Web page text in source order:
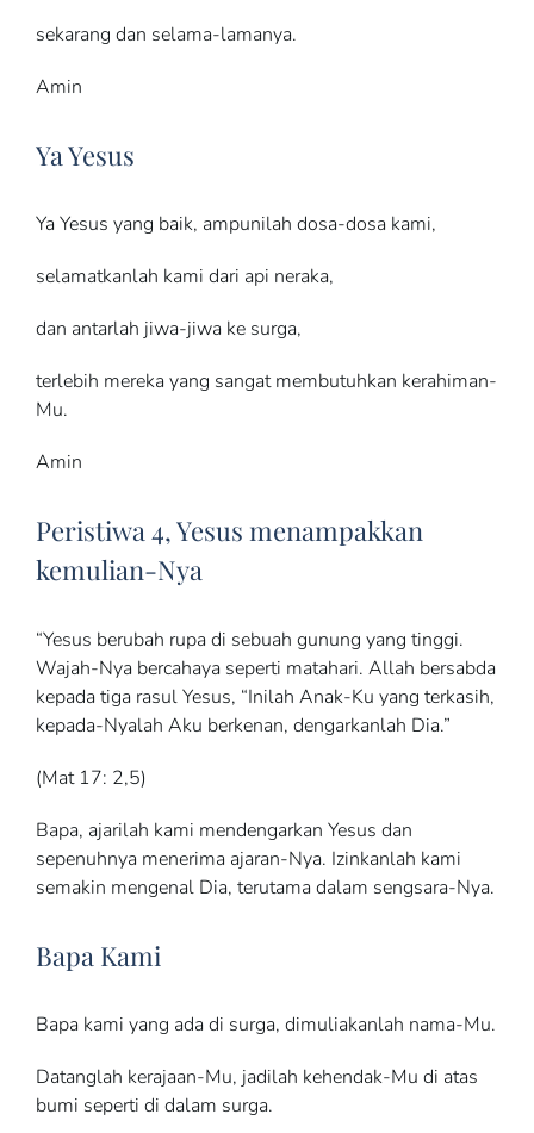
sekarang dan selama-lamanya.
Amin
Ya Yesus
Ya Yesus yang baik, ampunilah dosa-dosa kami,
selamatkanlah kami dari api neraka,
dan antarlah jiwa-jiwa ke surga,
terlebih mereka yang sangat membutuhkan kerahiman-
Mu.
Amin
Peristiwa 4, Yesus menampakkan
kemulian-Nya
“Yesus berubah rupa di sebuah gunung yang tinggi.
Wajah-Nya bercahaya seperti matahari. Allah bersabda
kepada tiga rasul Yesus, “Inilah Anak-Ku yang terkasih,
kepada-Nyalah Aku berkenan, dengarkanlah Dia.”
(Mat 17: 2,5)
Bapa, ajarilah kami mendengarkan Yesus dan
sepenuhnya menerima ajaran-Nya. Izinkanlah kami
semakin mengenal Dia, terutama dalam sengsara-Nya.
Bapa Kami
Bapa kami yang ada di surga, dimuliakanlah nama-Mu.
Datanglah kerajaan-Mu, jadilah kehendak-Mu di atas
bumi seperti di dalam surga.